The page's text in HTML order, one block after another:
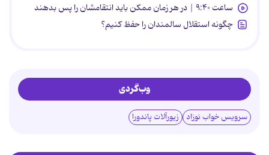
ساعت ۹:۴۰ | در هر زمان ممکن باید انتقامشان را پس بدهند
چگونه استقلال سالمندان را حفظ کنیم؟
وب‌گردی
سرویس خواب نوزاد زیورآلات پاندورا